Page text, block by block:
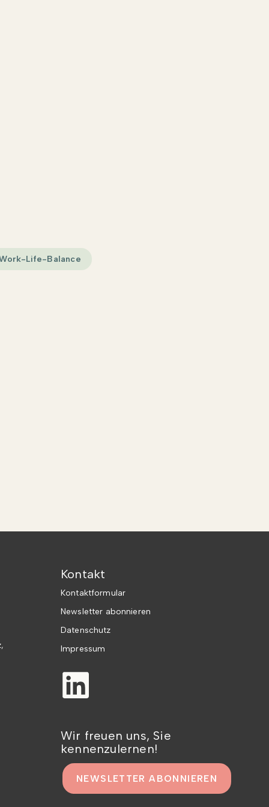
Life-Balance
Kontakt
Kontaktformular
Newsletter abonnieren
Datenschutz
Impressum
Wir freuen uns, Sie
kennenzulernen!
NEWSLETTER ABONNIEREN